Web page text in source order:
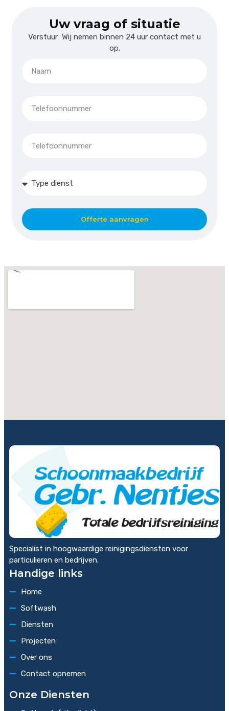
Uw vraag of situatie
Verstuur Wij nemen binnen 24 uur contact met u
op.
Offerte aanvragen
Specialist in hoogwaardige reinigingsdiensten voor
particulieren en bedrijven.
Handige links
Home
Softwash
Diensten
Projecten
Over ons
Contact opnemen
Onze Diensten